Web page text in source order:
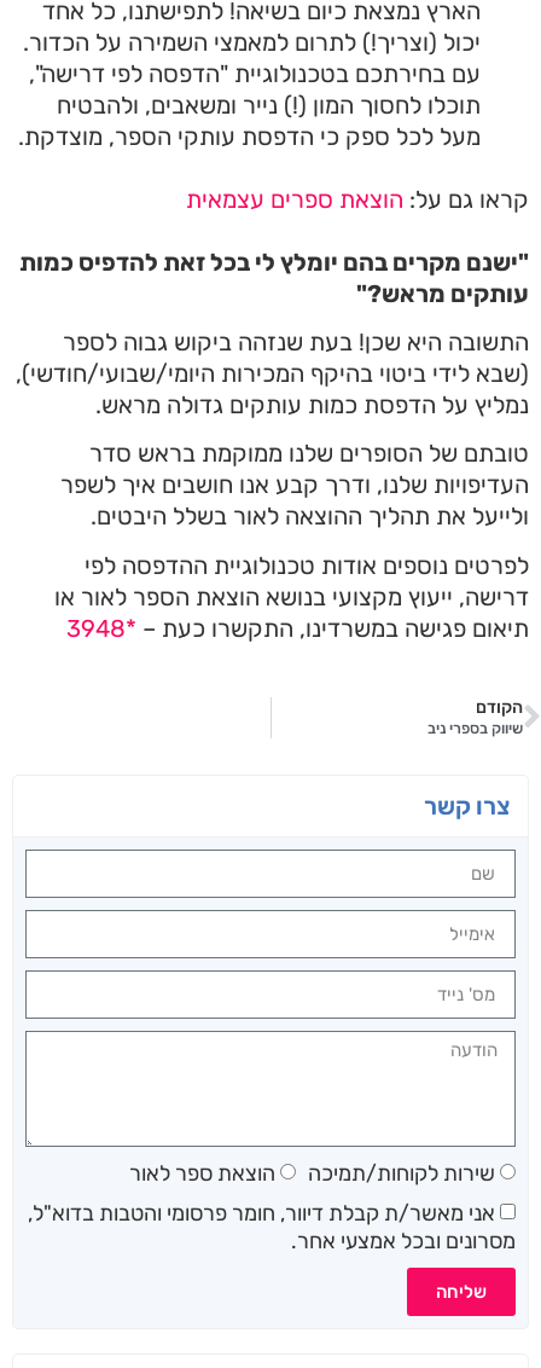
הארץ נמצאת כיום בשיאה! לתפישתנו, כל אחד
יכול (וצריך!) לתרום למאמצי השמירה על הכדור.
עם בחירתכם בטכנולוגיית "הדפסה לפי דרישה",
תוכלו לחסוך המון (!) נייר ומשאבים, ולהבטיח
מעל לכל ספק כי הדפסת עותקי הספר, מוצדקת.
גם על:הוצאת ספרים עצמאית
מקרים בהם יומלץ לי בכל זאת להדפיס כמות
מראש?"
היא שכן! בעת שנזהה ביקוש גבוה לספר
לידי ביטוי בהיקף המכירות היומי/שבועי/חודשי),
על הדפסת כמות עותקים גדולה מראש.
של הסופרים שלנו ממוקמת בראש סדר
שלנו, ודרך קבע אנו חושבים איך לשפר
את תהליך ההוצאה לאור בשלל היבטים.
נוספים אודות טכנולוגייתההדפסה לפי
, ייעוץ מקצועי בנושא הוצאת הספר לאור או
פגישה במשרדינו, התקשרו כעת –*3948
בספרי ניב
קשר
שירות לקוחות/תמיכה
הוצאת ספר לאור
אני מאשר/ת קבלת דיוור, חומר פרסומי והטבות בדוא"ל,
ובכל אמצעי אחר.
שליחה